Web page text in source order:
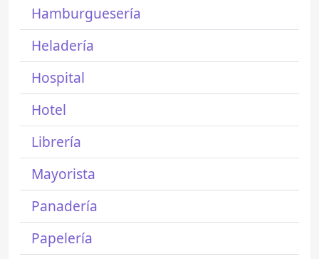
Hamburguesería
Heladería
Hospital
Hotel
Librería
Mayorista
Panadería
Papelería